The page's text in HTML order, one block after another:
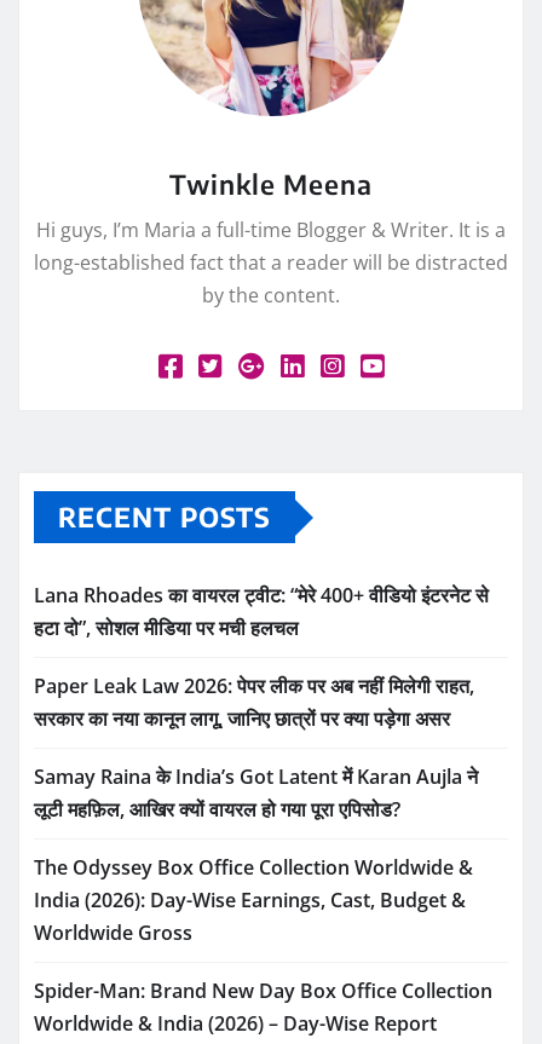
Twinkle Meena
Hi guys, I’m Maria a full-time Blogger & Writer. It is a
long-established fact that a reader will be distracted
by the content.
RECENT POSTS
Lana Rhoades का वायरल ट्वीट: “मेरे 400+ वीडियो इंटरनेट से
हटा दो”, सोशल मीडिया पर मची हलचल
Paper Leak Law 2026: पेपर लीक पर अब नहीं मिलेगी राहत,
सरकार का नया कानून लागू, जानिए छात्रों पर क्या पड़ेगा असर
Samay Raina के India’s Got Latent में Karan Aujla ने
लूटी महफ़िल, आखिर क्यों वायरल हो गया पूरा एपिसोड?
The Odyssey Box Office Collection Worldwide &
India (2026): Day-Wise Earnings, Cast, Budget &
Worldwide Gross
Spider-Man: Brand New Day Box Office Collection
Worldwide & India (2026) – Day-Wise Report